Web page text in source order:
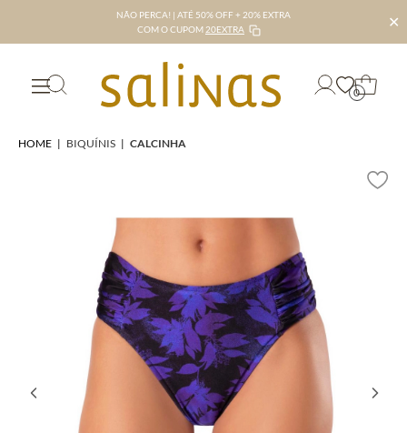
NÃO PERCA! | ATÉ 50% OFF + 20% EXTRA
COM O CUPOM 20EXTRA ✕
0
HOME | BIQUÍNIS | CALCINHA